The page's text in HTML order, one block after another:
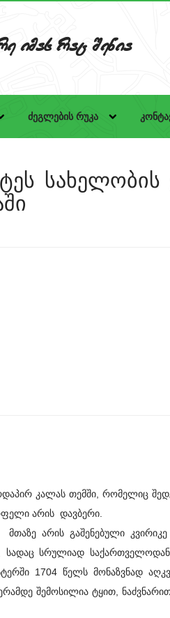
imas rac Senia
ძეგლების რუკა
სახელობის
კალას თემში, რომელიც
არის დავბერი.
არის გაშენებული
სადაც სრულიად
1704 წელს მონაზვნად
შემოსილია ტყით,